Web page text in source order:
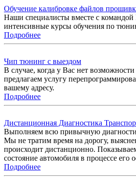
Обучение калибровке файлов
Наши специалисты вместе с командой
интенсивные курсы обучения по
Подробнее
Чип тюнинг с выездом
В случае, когда у Вас нет
предлагаем услугу
вашему адресу.
Подробнее
Дистанционная Диагностика
Выполняем всю привычную
Мы не тратим время на дорогу,
происходит дистанционно.
состояние автомобиля в процессе его
Подробнее